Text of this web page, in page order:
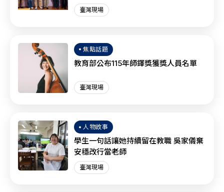
作？
臺灣現場
焦點話題
教育部公布115年師鐸獎獲獎人員名單
臺灣現場
人物故事
學生一句話讓她持續留在教職 吳家儀棄
安穩改行當老師
臺灣現場